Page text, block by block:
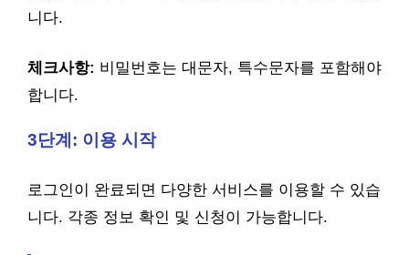
니다.
체크사항: 비밀번호는 대문자, 특수문자를 포함해야
합니다.
3단계: 이용 시작
로그인이 완료되면 다양한 서비스를 이용할 수 있습
니다. 각종 정보 확인 및 신청이 가능합니다.